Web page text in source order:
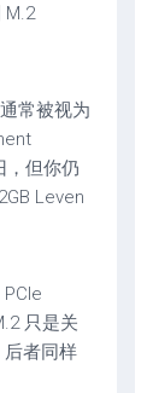
M.2
常被视为
，但你仍
Leven
只是关
者同样